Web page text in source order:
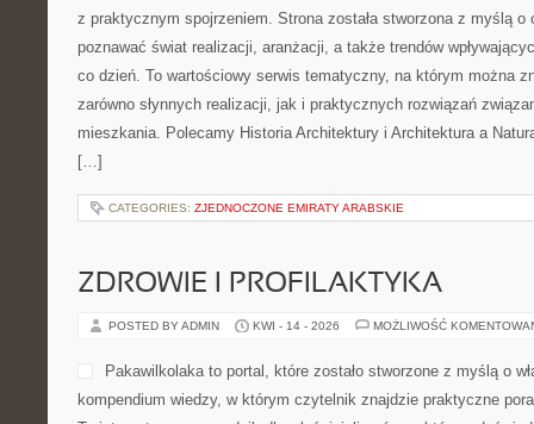
z praktycznym spojrzeniem. Strona została stworzona z myślą o
poznawać świat realizacji, aranżacji, a także trendów
co dzień. To wartościowy serwis tematyczny, na którym można
zarówno słynnych realizacji, jak i praktycznych rozwiązań
mieszkania. Polecamy Historia Architektury i Architektura a
[…]
CATEGORIES: ZJEDNOCZONE EMIRATY ARABSKIE
ZDROWIE I PROFILAKTYKA
POSTED BY ADMIN KWI - 14 - 2026 MOŻLIWOŚĆ
Pakawilkolaka to portal, które zostało stworzone z myślą o
kompendium wiedzy, w którym czytelnik znajdzie praktyczne